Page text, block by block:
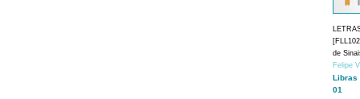
de
Felipe
Libras
01